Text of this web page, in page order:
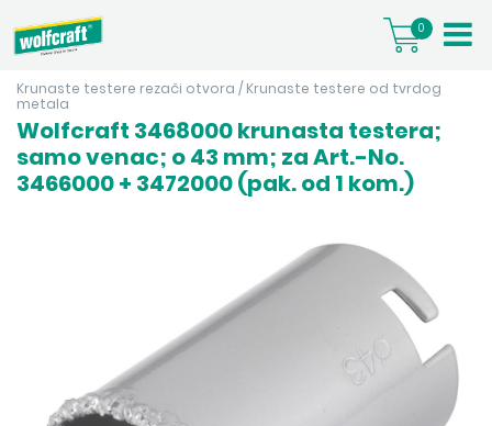
0
Krunaste testere rezači otvora / Krunaste testere od tvrdog
metala
Wolfcraft 3468000 krunasta testera;
samo venac; o 43 mm; za Art.-No.
3466000 + 3472000 (pak. od 1 kom.)